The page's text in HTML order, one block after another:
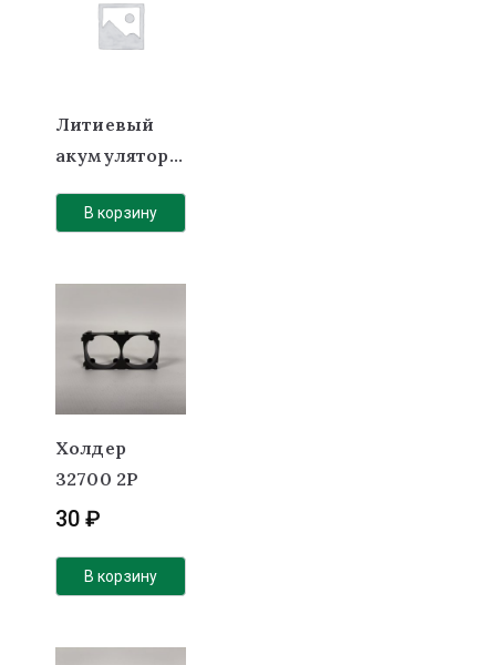
Литиевый
акумулятор
150 Ач 200А
В корзину
Холдер
32700 2P
30₽
В корзину